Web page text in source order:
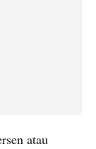
atau